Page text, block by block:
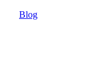
Blog